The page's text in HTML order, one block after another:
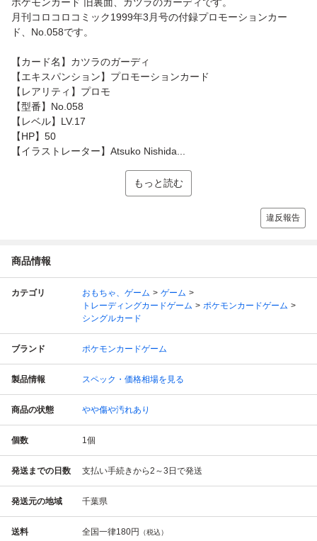
月刊コロコロコミック1999年3月号の付録プロモーションカー
ド、No.058です。
【カード名】カツラのガーディ
【エキスパンション】プロモーションカード
【レアリティ】プロモ
【型番】No.058
【レベル】LV.17
【HP】50
【イラストレーター】Atsuko Nishida...
もっと読む
違反報告
商品情報
カテゴリ おもちゃ、ゲーム
ゲーム
トレーディングカードゲーム
ポケモンカードゲーム
シングルカード
ブランド ポケモンカードゲーム
製品情報 スペック・価格相場を見る
商品の状態 やや傷や汚れあり
個数 1個
発送までの日数 支払い手続きから2～3日で発送
発送元の地域 千葉県
送料 全国一律180円 （税込）